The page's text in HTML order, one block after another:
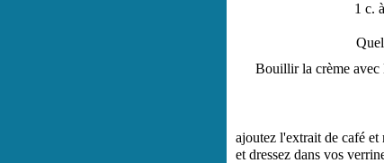
1 c.
Bouillir la crème avec
ajoutez l'extrait de café et
et dressez dans vos